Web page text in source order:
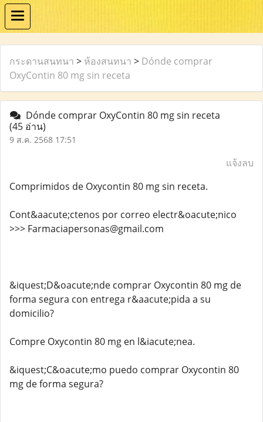
กระดานสนทนา > ห้องสนทนา > Dónde comprar
OxyContin 80 mg sin receta
Dónde comprar OxyContin 80 mg sin receta
(45 อ่าน)
9 ส.ค. 2568 17:51
แจ้งลบ
Comprimidos de Oxycontin 80 mg sin receta.
Cont&aacute;ctenos por correo electr&oacute;nico
>>> Farmaciapersonas@gmail.com
&iquest;D&oacute;nde comprar Oxycontin 80 mg de
forma segura con entrega r&aacute;pida a su
domicilio?
Compre Oxycontin 80 mg en l&iacute;nea.
&iquest;C&oacute;mo puedo comprar Oxycontin 80
mg de forma segura?